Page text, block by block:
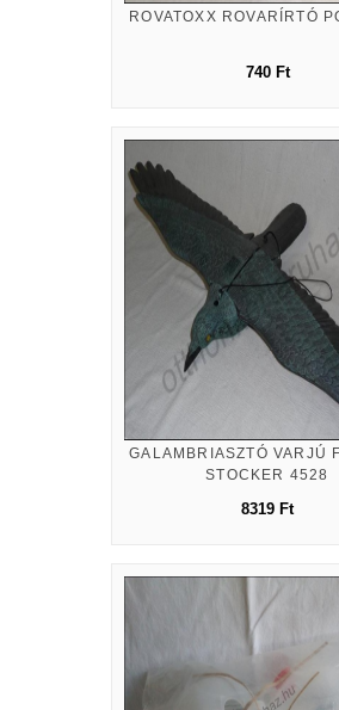
ROVATOXX ROVARÍRTÓ
740 Ft
GALAMBRIASZTÓ VARJÚ
STOCKER 4528
8319 Ft